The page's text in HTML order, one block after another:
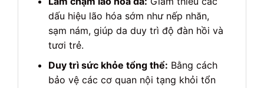
dấu hiệu lão hóa sớm như nếp nhăn,
sạm nám, giúp da duy trì độ đàn hồi và
tươi trẻ.
Duy trì sức khỏe tổng thể: Bằng cách
bảo vệ các cơ quan nội tạng khỏi tổn